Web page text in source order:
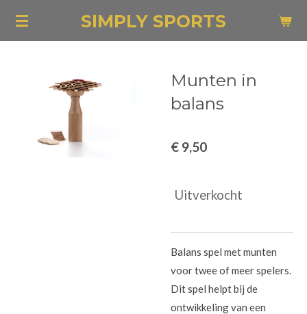
Ga
hoofdinhoud
SIMPLY SPORTS
Munten in
balans
€ 9,50
Uitverkocht
Balans spel met munten
voor twee of meer spelers.
Dit spel helpt bij de
ontwikkeling van een